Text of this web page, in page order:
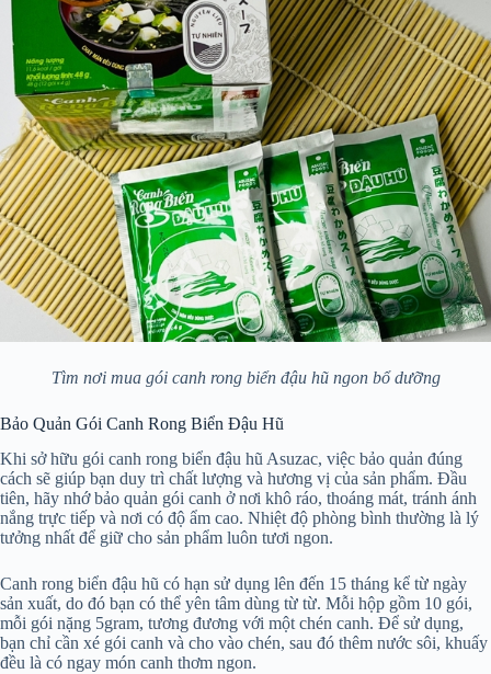
Tìm nơi mua gói canh rong biển đậu hũ ngon bổ dưỡng
Bảo Quản Gói Canh Rong Biển Đậu Hũ
Khi sở hữu gói canh rong biển đậu hũ Asuzac, việc bảo quản đúng
cách sẽ giúp bạn duy trì chất lượng và hương vị của sản phẩm. Đầu
tiên, hãy nhớ bảo quản gói canh ở nơi khô ráo, thoáng mát, tránh ánh
nắng trực tiếp và nơi có độ ẩm cao. Nhiệt độ phòng bình thường là lý
tưởng nhất để giữ cho sản phẩm luôn tươi ngon.
Canh rong biển đậu hũ có hạn sử dụng lên đến 15 tháng kể từ ngày
sản xuất, do đó bạn có thể yên tâm dùng từ từ. Mỗi hộp gồm 10 gói,
mỗi gói nặng 5gram, tương đương với một chén canh. Để sử dụng,
bạn chỉ cần xé gói canh và cho vào chén, sau đó thêm nước sôi, khuấy
đều là có ngay món canh thơm ngon.